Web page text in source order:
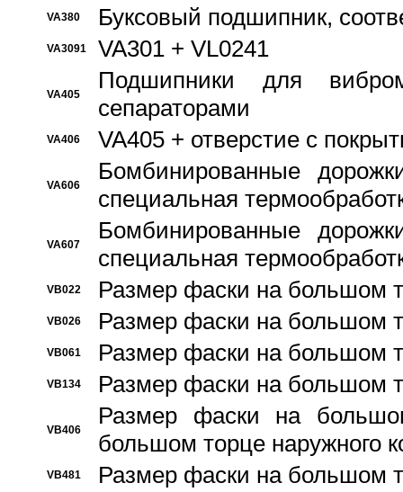
VA380 Буксовый подшипник,
VA3091 VA301 + VL0241
VA405
Подшипники для
сепараторами
VA406 VA405 + отверстие с
VA606
Бомбинированные
специальная
VA607
Бомбинированные
специальная
VB022 Размер фаски на большом
VB026 Размер фаски на большом
VB061 Размер фаски на большом
VB134 Размер фаски на большом
VB406
Размер фаски на
большом торце наружного
VB481 Размер фаски на большом